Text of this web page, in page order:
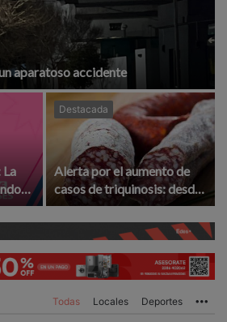
aparatoso accidente
La
Destacada
Alerta por el aumento de
casos de triquinosis: desde
la UCR le exigen
"controles" a provincia
Todas Locales Deportes